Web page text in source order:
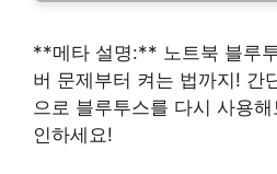
**메타 설명:** 노트북 블루
버 문제부터 켜는 법까지! 간
으로 블루투스를 다시 사용
인하세요!